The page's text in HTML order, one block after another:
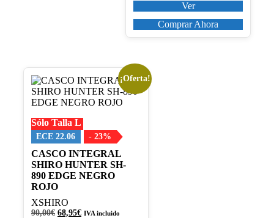
Ver
Comprar Ahora
¡Oferta!
Sólo Talla L
ECE 22.06 - 23%
CASCO INTEGRAL
SHIRO HUNTER SH-
890 EDGE NEGRO
ROJO
XSHIRO
90,00€ El
68,95€ElIVA incluido
Este
producto
tiene
variantes.
Las
opciones
se
pueden
elegir
en
la
página